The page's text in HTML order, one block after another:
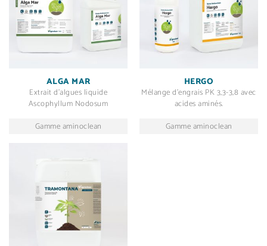
ALGA MAR
Extrait d’algues liquide
Ascophyllum Nodosum
Gamme aminoclean
HERGO
Mélange d’engrais PK 3,3-3,8 avec
acides aminés.
Gamme aminoclean